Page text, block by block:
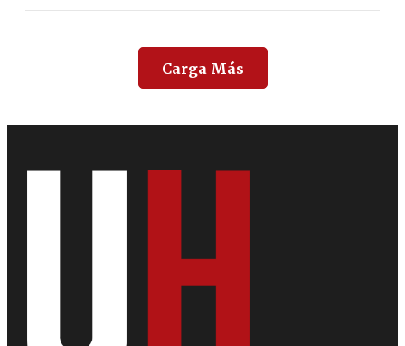
Carga Más